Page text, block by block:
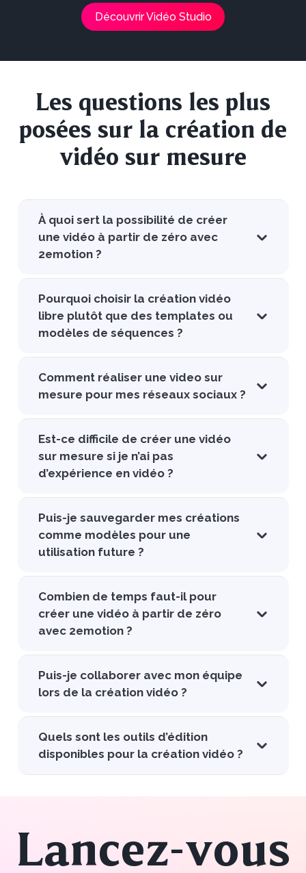
Découvrir Vidéo Studio
Les questions les plus
posées sur la création de
vidéo sur mesure
À quoi sert la possibilité de créer
une vidéo à partir de zéro avec
2emotion ?
Pourquoi choisir la création vidéo
libre plutôt que des templates ou
modèles de séquences ?
Comment réaliser une video sur
mesure pour mes réseaux sociaux ?
Est-ce difficile de créer une vidéo
sur mesure si je n’ai pas
d’expérience en vidéo ?
Puis-je sauvegarder mes créations
comme modèles pour une
utilisation future ?
Combien de temps faut-il pour
créer une vidéo à partir de zéro
avec 2emotion ?
Puis-je collaborer avec mon équipe
lors de la création vidéo ?
Quels sont les outils d’édition
disponibles pour la création vidéo ?
Lancez-vous